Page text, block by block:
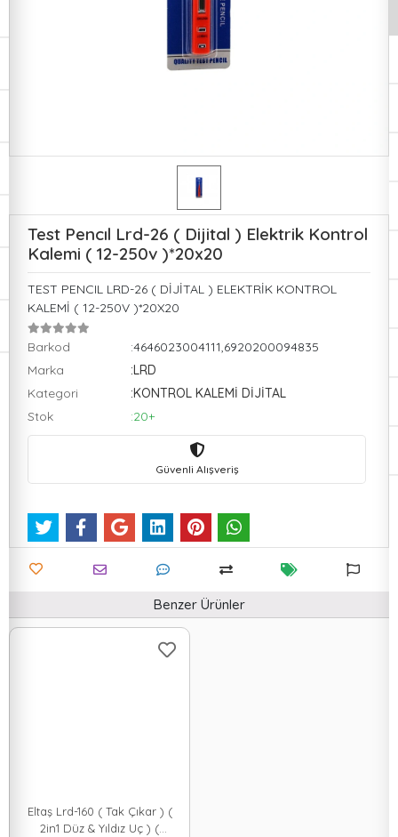
Test Pencıl Lrd-26 ( Dijital ) Elektrik Kontrol
Kalemi ( 12-250v )*20x20
TEST PENCIL LRD-26 ( DİJİTAL ) ELEKTRİK KONTROL
KALEMİ ( 12-250V )*20X20
Barkod
:4646023004111,6920200094835
Marka
:LRD
Kategori
:KONTROL KALEMİ DİJİTAL
Stok
:20+
Güvenli Alışveriş
Benzer Ürünler
Eltaş Lrd-160 ( Tak Çıkar ) (
2in1 Düz & Yıldız Uç ) (